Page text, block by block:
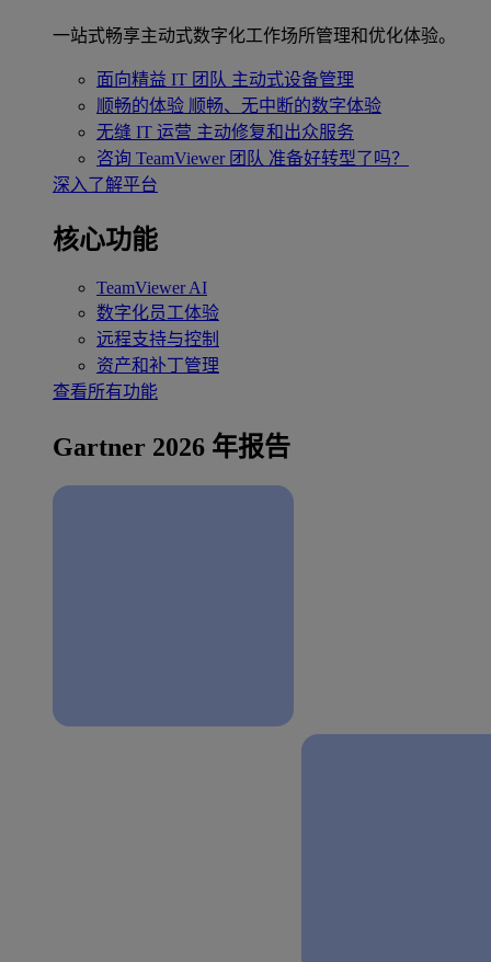
一站式畅享主动式数字化工作场所管理和优化体验。
面向精益 IT 团队 主动式设备管理
顺畅的体验 顺畅、无中断的数字体验
无缝 IT 运营 主动修复和出众服务
咨询 TeamViewer 团队 准备好转型了吗？
深入了解平台
核心功能
TeamViewer AI
数字化员工体验
远程支持与控制
资产和补丁管理
查看所有功能
Gartner 2026 年报告